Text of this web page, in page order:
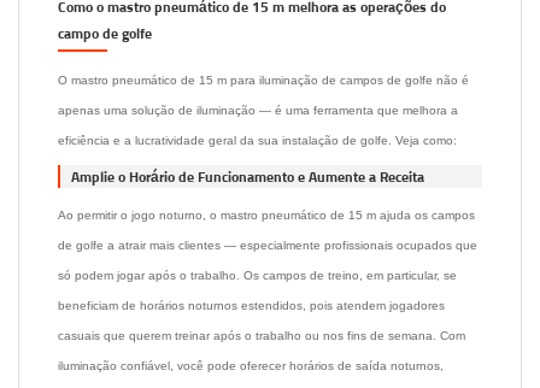
Como o mastro pneumático de 15 m melhora as operações do
campo de golfe
O mastro pneumático de 15 m para iluminação de campos de golfe não é
apenas uma solução de iluminação — é uma ferramenta que melhora a
eficiência e a lucratividade geral da sua instalação de golfe. Veja como:
Amplie o Horário de Funcionamento e Aumente a Receita
Ao permitir o jogo noturno, o mastro pneumático de 15 m ajuda os campos
de golfe a atrair mais clientes — especialmente profissionais ocupados que
só podem jogar após o trabalho. Os campos de treino, em particular, se
beneficiam de horários noturnos estendidos, pois atendem jogadores
casuais que querem treinar após o trabalho ou nos fins de semana. Com
iluminação confiável, você pode oferecer horários de saída noturnos,